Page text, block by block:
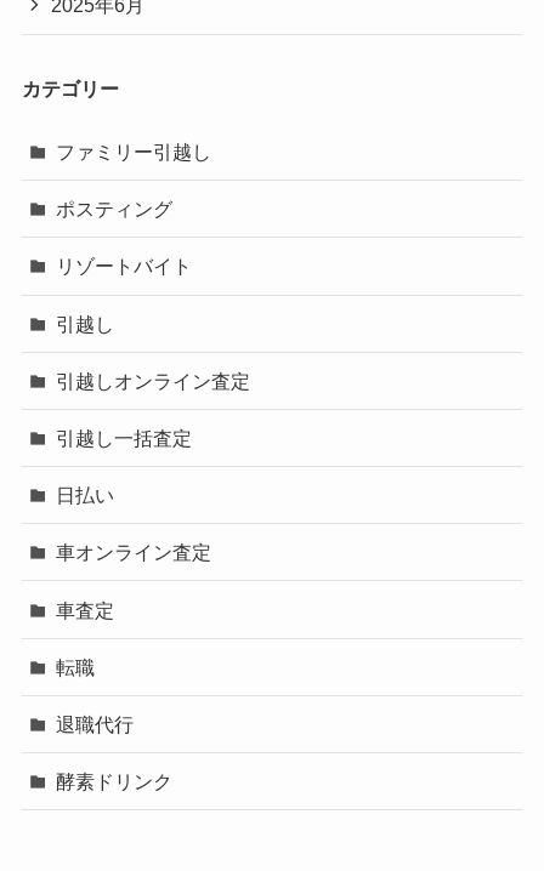
2025年6月
カテゴリー
ファミリー引越し
ポスティング
リゾートバイト
引越し
引越しオンライン査定
引越し一括査定
日払い
車オンライン査定
車査定
転職
退職代行
酵素ドリンク